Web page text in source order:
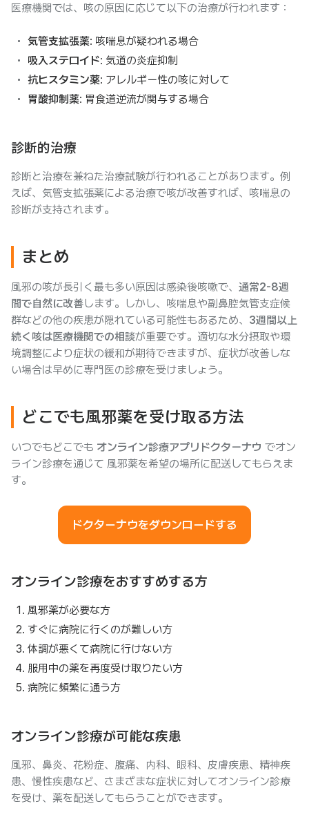
医療機関では、咳の原因に応じて以下の治療が行われます：
気管支拡張薬: 咳喘息が疑われる場合
吸入ステロイド: 気道の炎症抑制
抗ヒスタミン薬: アレルギー性の咳に対して
胃酸抑制薬: 胃食道逆流が関与する場合
診断的治療
診断と治療を兼ねた治療試験が行われることがあります。例
えば、気管支拡張薬による治療で咳が改善すれば、咳喘息の
診断が支持されます。
まとめ
風邪の咳が長引く最も多い原因は感染後咳嗽で、 通常2-8週
間で自然に改善します。しかし、咳喘息や副鼻腔気管支症候
群などの他の疾患が隠れている可能性もあるため、 3週間以上
続く咳は医療機関での相談が重要です。適切な水分摂取や環
境調整により症状の緩和が期待できますが、症状が改善しな
い場合は早めに専門医の診療を受けましょう。
どこでも風邪薬を受け取る方法
いつでもどこでも オンライン診療アプリドクターナウ でオン
ライン診療を通じて 風邪薬を希望の場所に配送してもらえま
す。
ドクターナウをダウンロードする
オンライン診療をおすすめする方
風邪薬が必要な方
すぐに病院に行くのが難しい方
体調が悪くて病院に行けない方
服用中の薬を再度受け取りたい方
病院に頻繁に通う方
オンライン診療が可能な疾患
風邪、鼻炎、花粉症、腹痛、内科、眼科、皮膚疾患、精神疾
患、慢性疾患など、さまざまな症状に対してオンライン診療
を受け、薬を配送してもらうことができます。